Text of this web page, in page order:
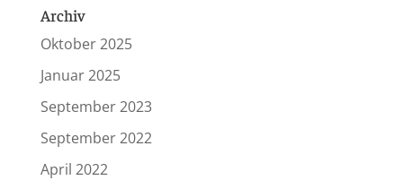
Archiv
Oktober 2025
Januar 2025
September 2023
September 2022
April 2022